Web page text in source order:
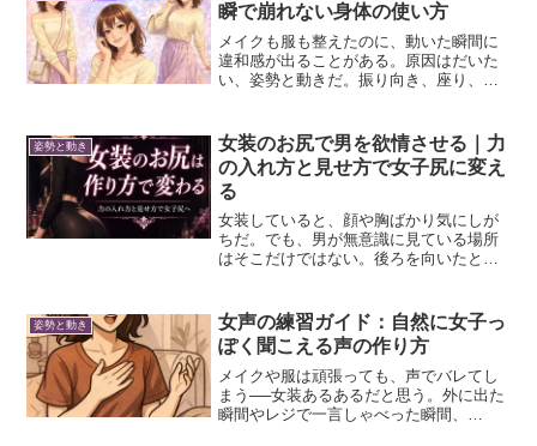
瞬で崩れない身体の使い方
メイクも服も整えたのに、動いた瞬間に
違和感が出ることがある。原因はだいた
い、姿勢と動きだ。振り向き、座り、立
り向きで出る仕草のクセスマホを持つ
手、ドアを開ける肩、人と...
姿勢と動き
女装のお尻で男を欲情させる｜力
の入れ方と見せ方で女子尻に変え
る
女装していると、顔や胸ばかり気にしが
ちだ。でも、男が無意識に見ている場所
はそこだけではない。後ろを向いたとき
なり見られている。昼間ならスカートや
ワイドパンツで腰回りをご...
姿勢と動き
女声の練習ガイド：自然に女子っ
ぽく聞こえる声の作り方
メイクや服は頑張っても、声でバレてし
まう──女装あるあるだと思う。外に出た
瞬間やレジで一言しゃべった瞬間、